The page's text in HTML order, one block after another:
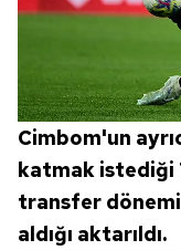
Cimbom'un
katmak istediği
transfer
aldığı aktarıldı.